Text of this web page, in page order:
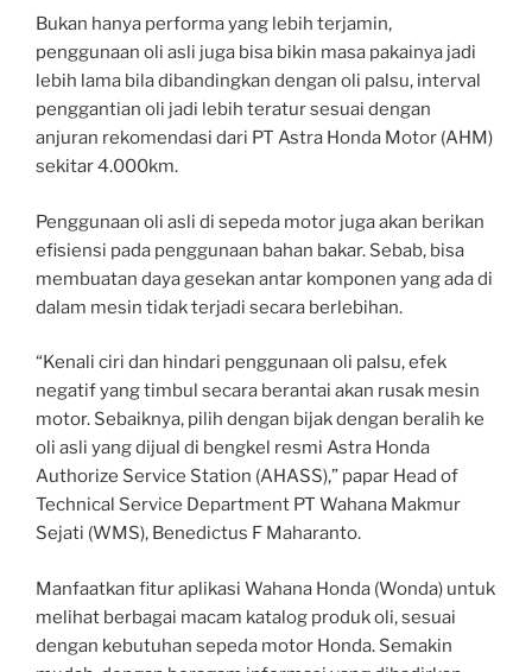
Bukan hanya performa yang lebih terjamin,
penggunaan oli asli juga bisa bikin masa pakainya jadi
lebih lama bila dibandingkan dengan oli palsu, interval
penggantian oli jadi lebih teratur sesuai dengan
anjuran rekomendasi dari PT Astra Honda Motor (AHM)
sekitar 4.000km.
Penggunaan oli asli di sepeda motor juga akan berikan
efisiensi pada penggunaan bahan bakar. Sebab, bisa
membuatan daya gesekan antar komponen yang ada di
dalam mesin tidak terjadi secara berlebihan.
“Kenali ciri dan hindari penggunaan oli palsu, efek
negatif yang timbul secara berantai akan rusak mesin
motor. Sebaiknya, pilih dengan bijak dengan beralih ke
oli asli yang dijual di bengkel resmi Astra Honda
Authorize Service Station (AHASS),” papar Head of
Technical Service Department PT Wahana Makmur
Sejati (WMS), Benedictus F Maharanto.
Manfaatkan fitur aplikasi Wahana Honda (Wonda) untuk
melihat berbagai macam katalog produk oli, sesuai
dengan kebutuhan sepeda motor Honda. Semakin